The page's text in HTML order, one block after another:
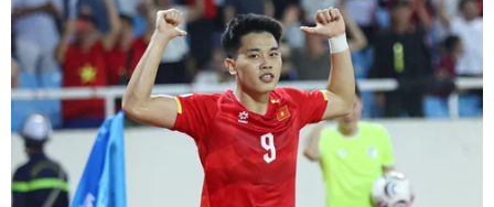
thường, biến đổi khí hậu.
Chưa kể đến những diện được trồng xen canh
cây hồ tiêu và sầu riêng (chờ cây sầu riêng lớn),
nay sẽ phải nhường chỗ cho cây sầu riêng. Như
vậy, 4 năm sau chưa có nguồn bổ sung thì chắc
chắn giá hồ tiêu tiếp tục tăng, ông Hoàng Phước